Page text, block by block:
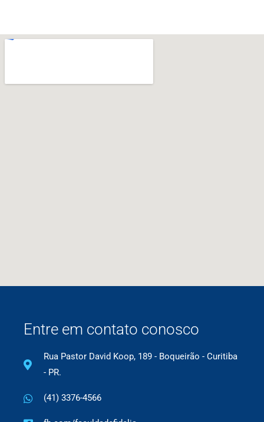
Entre em contato conosco
Rua Pastor David Koop, 189 - Boqueirão - Curitiba
- PR.
(41) 3376-4566